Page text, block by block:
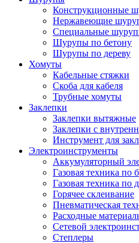
Конструкционные
Нержавеющие
Специальные
Шурупы по бетону
Шурупы по дереву
Хомуты
Кабельные стяжки
Скоба для кабеля
Трубные хомуты
Заклепки
Заклепки вытяжные
Заклепки с
Инструмент для
Электроинструменты
Аккумуляторный
Газовая техника по
Газовая техника по
Горячее склеивание
Пневматическая
Расходные
Сетевой
Степлеры